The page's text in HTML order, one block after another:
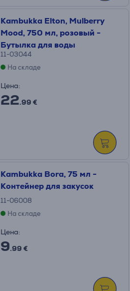
Kambukka Elton, Mulberry
Mood, 750 мл, розовый -
Бутылка для воды
11-03044
На складе
Цена:
22.99 €
Kambukka Bora, 75 мл -
Контейнер для закусок
11-06008
На складе
Цена:
9.99 €